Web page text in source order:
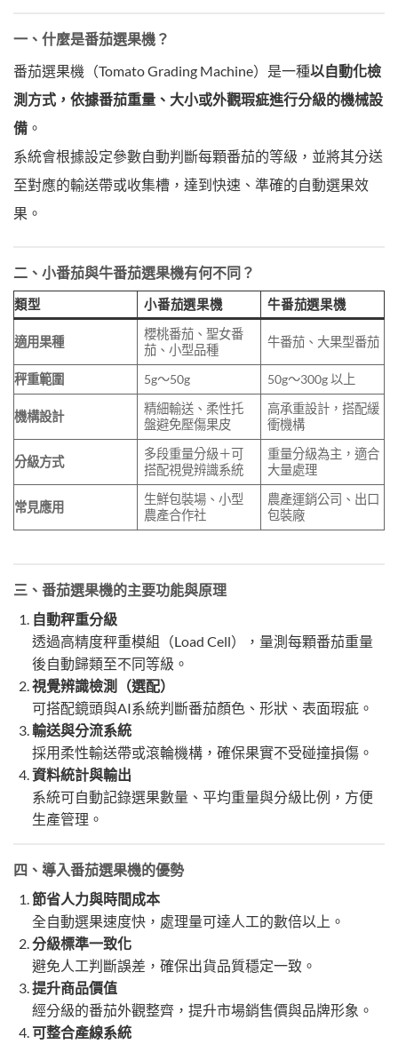
一、什麼是番茄選果機？
番茄選果機（Tomato Grading Machine）是一種以自動化檢
測方式，依據番茄重量、大小或外觀瑕疵進行分級的機械設
備 。
系統會根據設定參數自動判斷每顆番茄的等級，並將其分送
至對應的輸送帶或收集槽，達到快速、準確的自動選果效
果。
二、小番茄與牛番茄選果機有何不同？
類型 小番茄選果機 牛番茄選果機
適用果種
櫻桃番茄、聖女番
茄、小型品種
牛番茄、大果型番茄
秤重範圍 5g～50g 50g～300g 以上
機構設計
精細輸送、柔性托
盤避免壓傷果皮
高承重設計，搭配緩
衝機構
分級方式
多段重量分級＋可
搭配視覺辨識系統
重量分級為主，適合
大量處理
常見應用
生鮮包裝場、小型
農產合作社
農產運銷公司、出口
包裝廠
三、番茄選果機的主要功能與原理
自動秤重分級
透過高精度秤重模組（Load Cell），量測每顆番茄重量
後自動歸類至不同等級。
視覺辨識檢測（選配）
可搭配鏡頭與AI系統判斷番茄顏色、形狀、表面瑕疵。
輸送與分流系統
採用柔性輸送帶或滾輪機構，確保果實不受碰撞損傷。
資料統計與輸出
系統可自動記錄選果數量、平均重量與分級比例，方便
生產管理。
四、導入番茄選果機的優勢
節省人力與時間成本
全自動選果速度快，處理量可達人工的數倍以上。
分級標準一致化
避免人工判斷誤差，確保出貨品質穩定一致。
提升商品價值
經分級的番茄外觀整齊，提升市場銷售價與品牌形象。
可整合產線系統